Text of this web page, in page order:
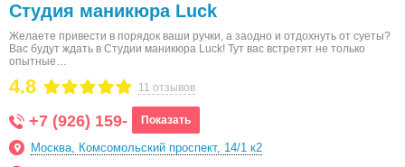
Студия маникюра Luck
Желаете привести в порядок ваши ручки, а заодно и отдохнуть от суеты?
Вас будут ждать в Студии маникюра Luck! Тут вас встретят не только
опытные…
11 отзывов
4.8
+7 (926) 159- Показать
Москва, Комсомольский проспект, 14/1 к2